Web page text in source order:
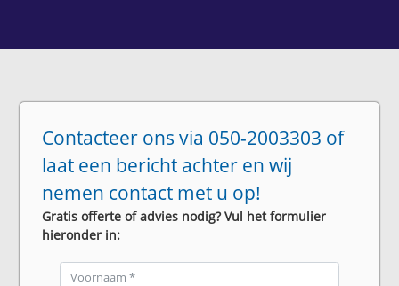
Contacteer ons via 050-2003303 of
laat een bericht achter en wij
nemen contact met u op!
Gratis offerte of advies nodig? Vul het formulier
hieronder in: